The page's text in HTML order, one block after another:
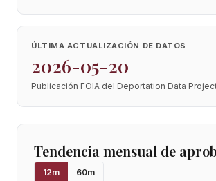
ÚLTIMA ACTUALIZACIÓN DE DATOS
2026-05-20
Publicación FOIA del Deportation Data
Tendencia mensual de
12m 60m